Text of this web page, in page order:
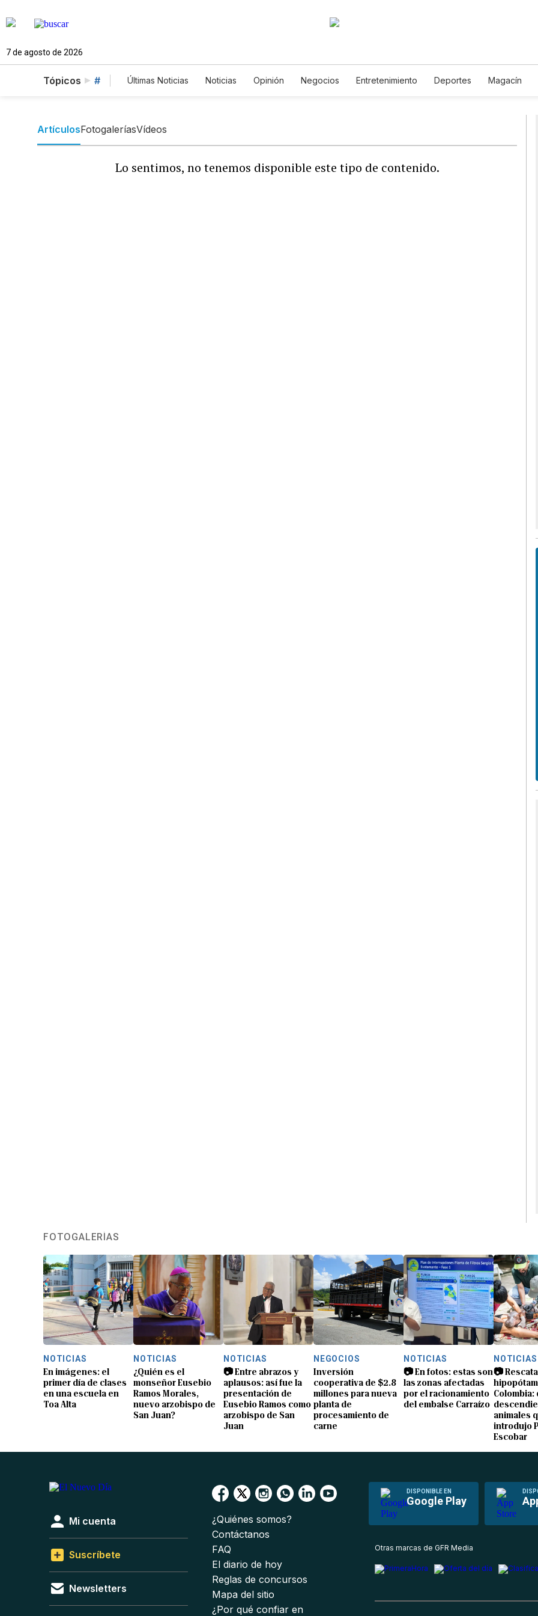
7 de agosto de 2026
Tópicos # Últimas Noticias Noticias Opinión Negocios Entretenimiento Deportes Magacín
ArtículosFotogaleríasVídeos
Lo sentimos, no tenemos disponible este tipo de contenido.
FOTOGALERÍAS
NOTICIAS
En imágenes: el
primer día de clases
en una escuela en
Toa Alta
NOTICIAS
¿Quién es el
monseñor Eusebio
Ramos Morales,
nuevo arzobispo de
San Juan?
NOTICIAS
📷 Entre abrazos y
aplausos: así fue la
presentación de
Eusebio Ramos como
arzobispo de San
Juan
NEGOCIOS
Inversión
cooperativa de $2.8
millones para nueva
planta de
procesamiento de
carne
NOTICIAS
📷 En fotos: estas son
las zonas afectadas
por el racionamiento
del embalse Carraízo
NOTICIAS
📷
Colombia:
animales
introdujo
Escobar
DISPONIBLE EN
Google Play
Mi cuenta
Suscríbete
Newsletters
¿Quiénes somos?
Contáctanos
FAQ
El diario de hoy
Reglas de concursos
Mapa del sitio
¿Por qué confiar en
Otras marcas de GFR Media